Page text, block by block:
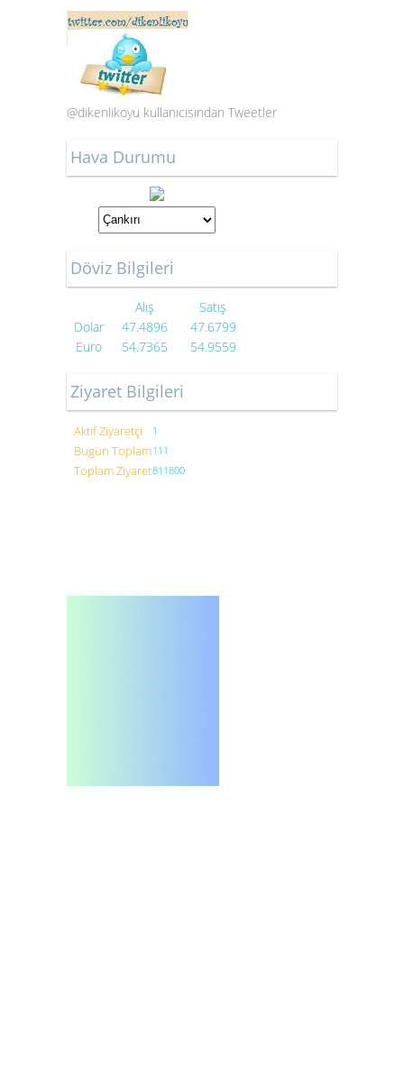
@dikenlikoyu kullanıcısından Tweetler
Hava Durumu
Döviz Bilgileri
Alış
Satış
Dolar
47.4896
47.6799
Euro
54.7365 54.9559
Ziyaret Bilgileri
Aktif Ziyaretçi 1
Bugün Toplam111
Toplam Ziyaret811800